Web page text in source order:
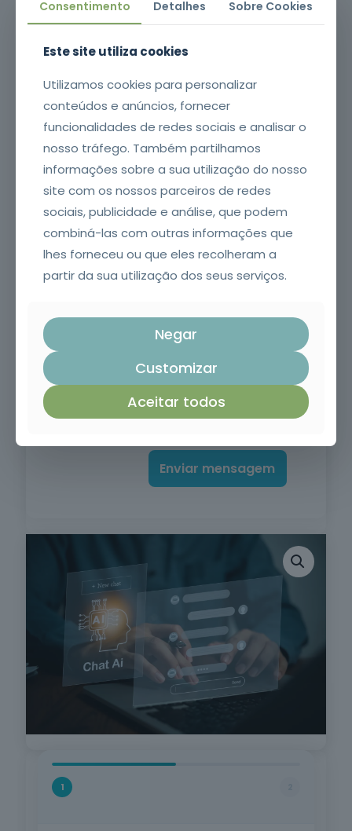
Endereço de email*
A sua mensagem*
1
Consentimento Detalhes Sobre Cookies
Este site utiliza cookies
Utilizamos cookies para personalizar
conteúdos e anúncios, fornecer
funcionalidades de redes sociais e analisar o
nosso tráfego. Também partilhamos
informações sobre a sua utilização do nosso
site com os nossos parceiros de redes
sociais, publicidade e análise, que podem
combiná-las com outras informações que
lhes forneceu ou que eles recolheram a
partir da sua utilização dos seus serviços.
Negar
Customizar
Aceitar todos